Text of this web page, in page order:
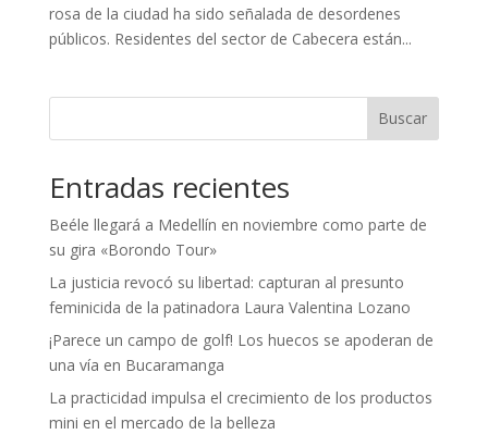
rosa de la ciudad ha sido señalada de desordenes
públicos. Residentes del sector de Cabecera están...
Buscar
Entradas recientes
Beéle llegará a Medellín en noviembre como parte de
su gira «Borondo Tour»
La justicia revocó su libertad: capturan al presunto
feminicida de la patinadora Laura Valentina Lozano
¡Parece un campo de golf! Los huecos se apoderan de
una vía en Bucaramanga
La practicidad impulsa el crecimiento de los productos
mini en el mercado de la belleza